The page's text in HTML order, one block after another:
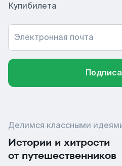
Купибилета
Электронная почта
Делимся классными
Истории и хитрости
от путешественников